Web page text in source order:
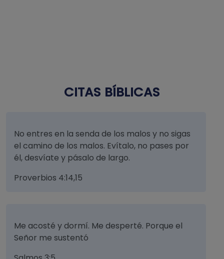
CITAS BÍBLICAS
No entres en la senda de los malos y no sigas
el camino de los malos. Evítalo, no pases por
él, desvíate y pásalo de largo.
Proverbios 4:14,15
Me acosté y dormí. Me desperté. Porque el
Señor me sustentó